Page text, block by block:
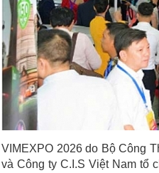
VIMEXPO 2026 do Bộ Công
và Công ty C.I.S Việt Nam tổ